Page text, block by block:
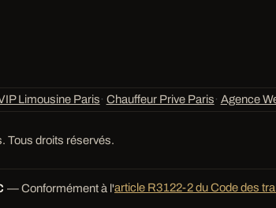
Limousine Paris· Chauffeur Prive Paris· Agence
Tous droits réservés.
— Conformément à l'article R3122-2 du Code des